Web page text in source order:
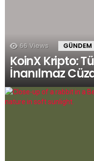
66 Views GÜNDEM
KoinX Kripto:
İnanılmaz